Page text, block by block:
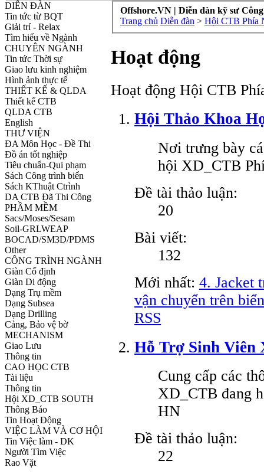
DIỄN ĐÀN
Tin tức từ BQT
Giải trí - Relax
Tìm hiểu về Ngành
CHUYÊN NGÀNH
Tin tức Thời sự
Giao lưu kinh nghiệm
Hình ảnh thực tế
THIẾT KẾ & QLDA
Thiết kế CTB
QLDA CTB
English
THƯ VIỆN
ĐA Môn Học - Đề Thi
Đồ án tốt nghiệp
Tiêu chuẩn-Qui phạm
Sách Công trình biển
Sách KThuật Ctrình
DA CTB Đã Thi Công
PHẦM MỀM
Sacs/Moses/Sesam
Soil-GRLWEAP
BOCAD/SM3D/PDMS
Other
CÔNG TRÌNH NGÀNH
Giàn Cố định
Giàn Di động
Dạng Trụ mềm
Dạng Subsea
Dạng Drilling
Cảng, Bảo vệ bờ
MECHANISM
Giao Lưu
Thông tin
CAO HỌC CTB
Tài liệu
Thông tin
Hội XD_CTB SOUTH
Thông Báo
Tin Hoạt Động
VIỆC LÀM VÀ CƠ HỘI
Tin Việc làm - DK
Người Tìm Việc
Rao Vặt
Offshore.VN | Diễn đàn kỹ sư
Trang chủ Diễn đàn > Hội CTB Phía
Hoạt động
Hoạt động Hội CTB
Hội Thảo Khoa
Nơi trưng bày
hội XD_CTB
Đề tài thảo luận:
20
Bài viết:
132
Mới nhất: 4. Jacket
vận chuyển trên
RSS
Hỗ Trợ Sinh Viên
Cung cấp các
XD_CTB đang
HN
Đề tài thảo luận:
22